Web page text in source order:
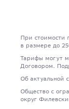
При стоимости
в размере до
Тарифы могут
Договором.
Об актуальной
Общество с
округ